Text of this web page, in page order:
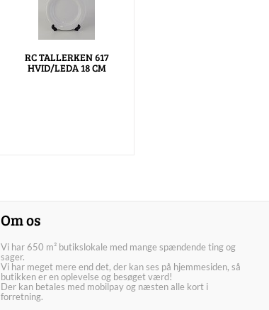
RC TALLERKEN 617
HVID/LEDA 18 CM
Om os
Vi har 650 m² butikslokale med mange spændende ting og
sager.
Vi har meget mere end det, der kan ses på hjemmesiden, så
butikken er en oplevelse og besøget værd!
Der kan betales med mobilpay og næsten alle kort i
forretning.